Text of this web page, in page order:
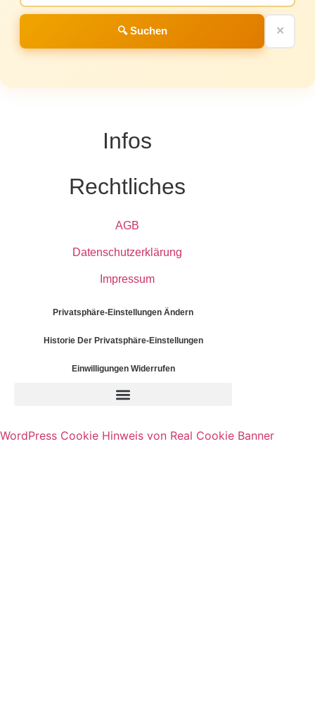
🔍 Suchen ✕
Infos
Rechtliches
AGB
Datenschutzerklärung
Impressum
Privatsphäre-Einstellungen Ändern
Historie Der Privatsphäre-Einstellungen
Einwilligungen Widerrufen
WordPress Cookie Hinweis von Real Cookie Banner